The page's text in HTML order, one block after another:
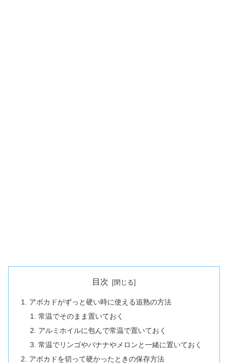
目次
アボカドがずっと硬い時に使える追熟の方法
常温でそのまま置いておく
アルミホイルに包んで常温で置いておく
常温でリンゴやバナナやメロンと一緒に置いておく
アボカドを切って硬かったときの保存方法